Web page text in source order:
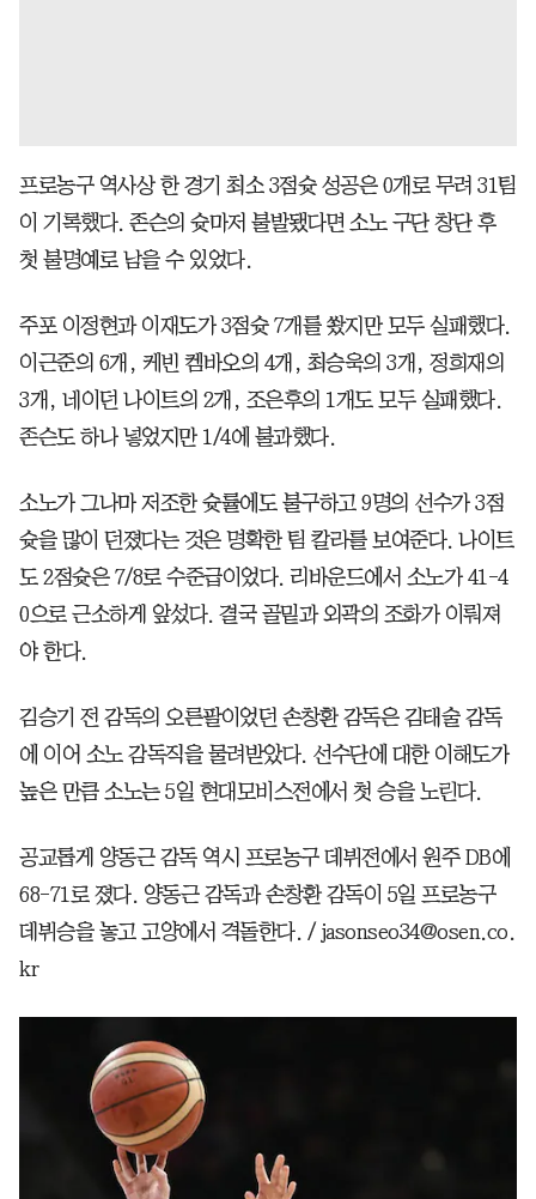
프로농구 역사상 한 경기 최소 3점슛 성공은 0개로 무려 31팀
이 기록했다. 존슨의 슛마저 불발됐다면 소노 구단 창단 후
첫 불명예로 남을 수 있었다.
주포 이정현과 이재도가 3점슛 7개를 쐈지만 모두 실패했다.
이근준의 6개, 케빈 켐바오의 4개, 최승욱의 3개, 정희재의
3개, 네이던 나이트의 2개, 조은후의 1개도 모두 실패했다.
존슨도 하나 넣었지만 1/4에 불과했다.
소노가 그나마 저조한 슛률에도 불구하고 9명의 선수가 3점
슛을 많이 던졌다는 것은 명확한 팀 칼라를 보여준다. 나이트
도 2점슛은 7/8로 수준급이었다. 리바운드에서 소노가 41-4
0으로 근소하게 앞섰다. 결국 골밑과 외곽의 조화가 이뤄져
야 한다.
김승기 전 감독의 오른팔이었던 손창환 감독은 김태술 감독
에 이어 소노 감독직을 물려받았다. 선수단에 대한 이해도가
높은 만큼 소노는 5일 현대모비스전에서 첫 승을 노린다.
공교롭게 양동근 감독 역시 프로농구 데뷔전에서 원주 DB에
68-71로 졌다. 양동근 감독과 손창환 감독이 5일 프로농구
데뷔승을 놓고 고양에서 격돌한다. / jasonseo34@osen.co.
kr